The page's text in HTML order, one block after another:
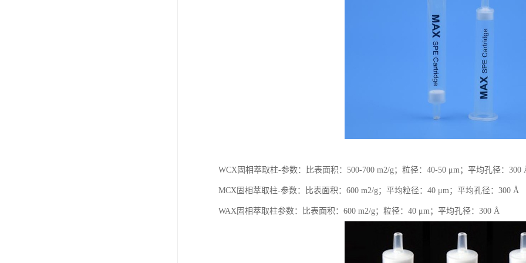
WCX固相萃取柱-参数：比表面积：500-700 m2/g；粒径：40-50 μm；平均孔径：300
MCX固相萃取柱-参数：比表面积：600 m2/g；平均粒径：40 μm；平均孔径：300 Å
WAX固相萃取柱参数：比表面积：600 m2/g；粒径：40 μm；平均孔径：300 Å